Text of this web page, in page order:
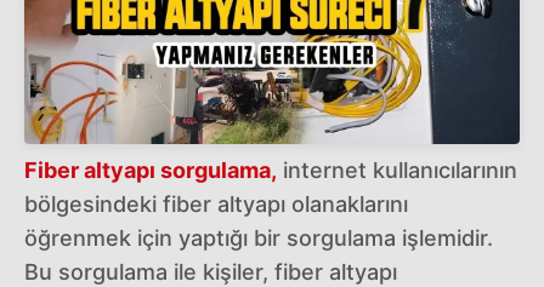
Fiber altyapı sorgulama, internet kullanıcılarının
bölgesindeki fiber altyapı olanaklarını
öğrenmek için yaptığı bir sorgulama işlemidir.
Bu sorgulama ile kişiler, fiber altyapı